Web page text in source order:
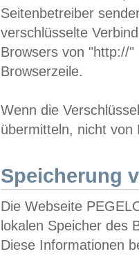
Seitenbetreiber
verschlüsselte
Browsers von "http://
Browserzeile.
Wenn die
übermitteln, nicht von
Speicherung
Die Webseite
lokalen Speicher des
Diese Informationen